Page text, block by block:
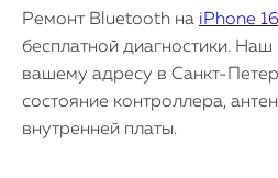
Ремонт Bluetooth на iPhone
бесплатной диагностики.
вашему адресу в Санкт-
состояние контроллера,
внутренней платы.